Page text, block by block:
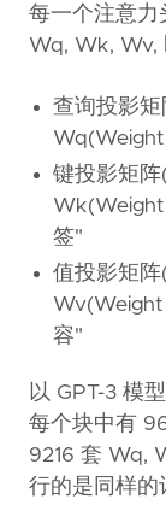
每一个注意力
Wq, Wk, Wv,
查询投影
键投影矩阵
签"
值投影矩阵
Wv(Weight
容"
以 GPT-3 模
每个块中有
9216 套 Wq,
行的是同样的